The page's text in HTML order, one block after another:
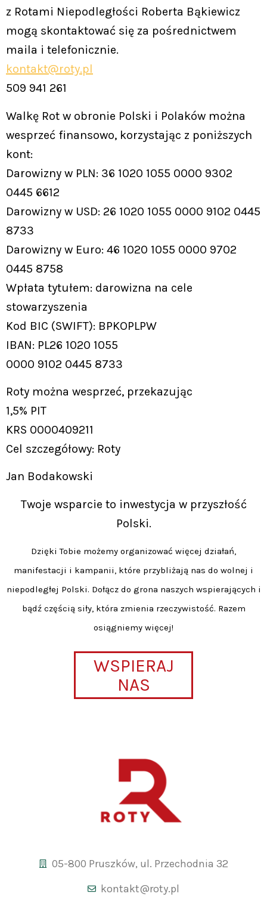
z Rotami Niepodległości Roberta Bąkiewicz
mogą skontaktować się za pośrednictwem
maila i telefonicznie.
kontakt@roty.pl
509 941 261
Walkę Rot w obronie Polski i Polaków można
wesprzeć finansowo, korzystając z poniższych
kont:
Darowizny w PLN: 36 1020 1055 0000 9302
0445 6612
Darowizny w USD: 26 1020 1055 0000 9102 0445
8733
Darowizny w Euro: 46 1020 1055 0000 9702
0445 8758
Wpłata tytułem: darowizna na cele
stowarzyszenia
Kod BIC (SWIFT): BPKOPLPW
IBAN: PL26 1020 1055
0000 9102 0445 8733
Roty można wesprzeć, przekazując
1,5% PIT
KRS 0000409211
Cel szczegółowy: Roty
Jan Bodakowski
Twoje wsparcie to inwestycja w przyszłość
Polski.
Dzięki Tobie możemy organizować więcej działań,
manifestacji i kampanii, które przybliżają nas do wolnej i
niepodległej Polski. Dołącz do grona naszych wspierających i
bądź częścią siły, która zmienia rzeczywistość. Razem
osiągniemy więcej!
WSPIERAJ
NAS
05-800 Pruszków, ul. Przechodnia 32
kontakt@roty.pl